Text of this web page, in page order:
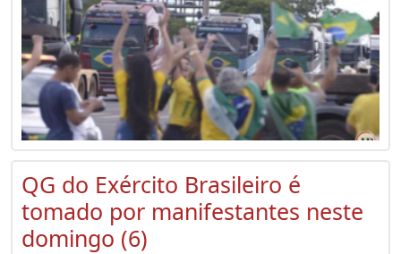
QG do Exército Brasileiro é
tomado por manifestantes neste
domingo (6)